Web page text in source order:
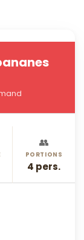
👥
PORTIONS
4 pers.